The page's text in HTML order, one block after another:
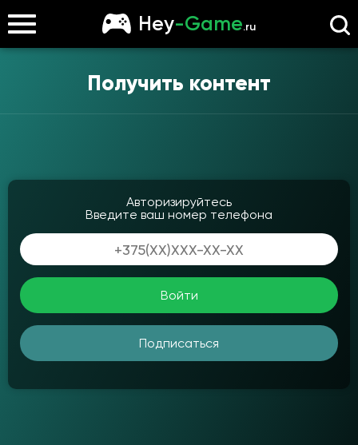
Hey-Game.ru
Получить контент
Авторизируйтесь
Введите ваш номер телефона
Войти
Подписаться